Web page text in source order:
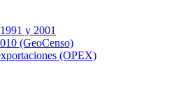
y 2001
(GeoCenso)
(OPEX)